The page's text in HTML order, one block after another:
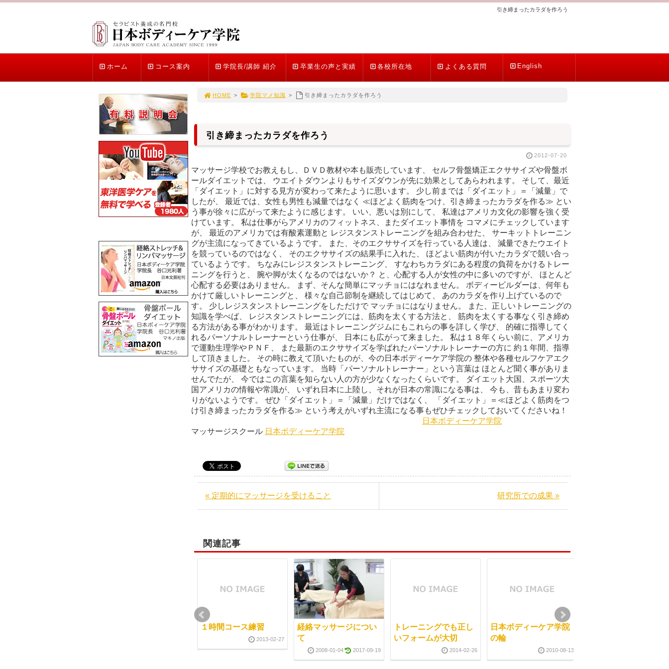
引き締まったカラダを作ろう
ホーム コース案内 学院長/講師 紹介 卒業生の声と実績 各校所在地 よくある質問 English
HOME > 学院マメ知識 > 引き締まったカラダを作ろう
引き締まったカラダを作ろう
2012-07-20
マッサージ学校でお教えもし、ＤＶＤ教材や本も販売しています、 セルフ骨盤矯正エクササイズや骨盤ボ
ールダイエットでは、 ウエイトダウンよりもサイズダウンが先に効果としてあらわれます。 そして、最近
「ダイエット」に対する見方が変わって来たように思います。 少し前までは「ダイエット」＝「減量」で
したが、 最近では、女性も男性も減量ではなく ≪ほどよく筋肉をつけ、引き締まったカラダを作る≫ とい
う事が徐々に広がって来たように感じます。 いい、悪いは別にして、 私達はアメリカ文化の影響を強く受
けています。 私は仕事がらアメリカのフィットネス、またダイエット事情を コマメにチェックしています
が、 最近のアメリカでは有酸素運動と レジスタンストレーニングを組み合わせた、 サーキットトレーニン
グが主流になってきているようです。 また、そのエクササイズを行っている人達は、 減量できたウエイト
を競っているのではなく、 そのエクササイズの結果手に入れた、 ほどよい筋肉が付いたカラダで競い合っ
ているようです。 ちなみにレジスタンストレーニング、 すなわちカラダにある程度の負荷をかけるトレー
ニングを行うと、 腕や脚が太くなるのではないか？ と、心配する人が女性の中に多いのですが、 ほとんど
心配する必要はありません。 まず、そんな簡単にマッチョにはなれません。 ボディービルダーは、何年も
かけて厳しいトレーニングと、 様々な自己節制を継続してはじめて、 あのカラダを作り上げているので
す。 少しレジスタンストレーニングをしただけで マッチョにはなりません。 また、正しいトレーニングの
知識を学べば、 レジスタンストレーニングには、筋肉を太くする方法と、 筋肉を太くする事なく引き締め
る方法がある事がわかります。 最近はトレーニングジムにもこれらの事を詳しく学び、 的確に指導してく
れるパーソナルトレーナーという仕事が、 日本にも広がって来ました。 私は１８年くらい前に、アメリカ
で運動生理学やＰＮＦ、 また最新のエクササイズを学ばれたパーソナルトレーナーの方に 約１年間、指導
して頂きました。 その時に教えて頂いたものが、今の日本ボディーケア学院の 整体や各種セルフケアエク
ササイズの基礎ともなっています。 当時「パーソナルトレーナー」という言葉は ほとんど聞く事がありま
せんでたが、 今ではこの言葉を知らない人の方が少なくなったくらいです。 ダイエット大国、スポーツ大
国アメリカの情報や常識が、 いずれ日本に上陸し、それが日本の常識になる事は、 今も、昔もあまり変わ
りがないようです。 ぜひ「ダイエット」＝「減量」だけではなく、 「ダイエット」＝≪ほどよく筋肉をつ
け引き締まったカラダを作る≫ という考えがいずれ主流になる事もぜひチェックしておいてくださいね！
日本ボディーケア学院
マッサージスクール 日本ボディーケア学院
« 定期的にマッサージを受けること 研究所での成果 »
関連記事
１時間コース練習
2013-02-27
経絡マッサージについ
て
2008-01-04 2017-09-19
トレーニングでも正し
いフォームが大切
2014-02-26
日本ボディーケア学院
の輪
2010-08-13